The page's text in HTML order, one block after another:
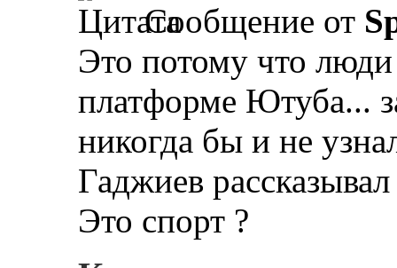
Сообщение от
Это потому что
платформе Ютуба...
никогда бы и не
Гаджиев
Это спорт ?